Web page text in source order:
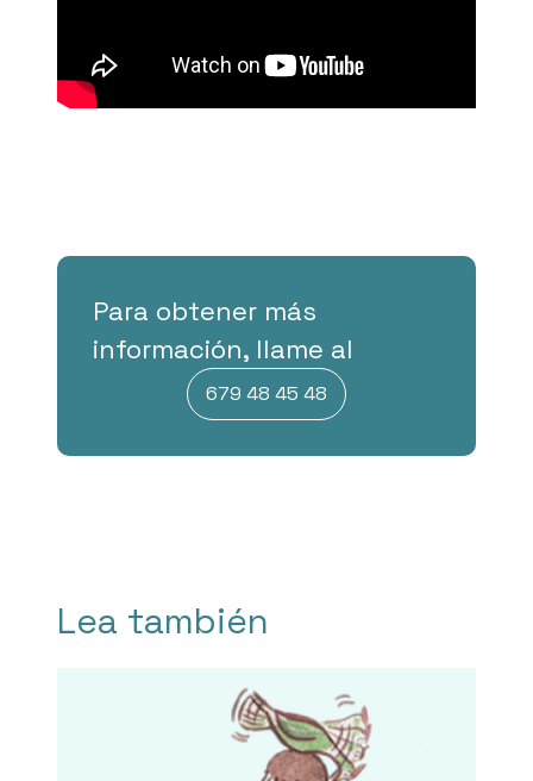
Para obtener más
información, llame al
679 48 45 48
Lea también